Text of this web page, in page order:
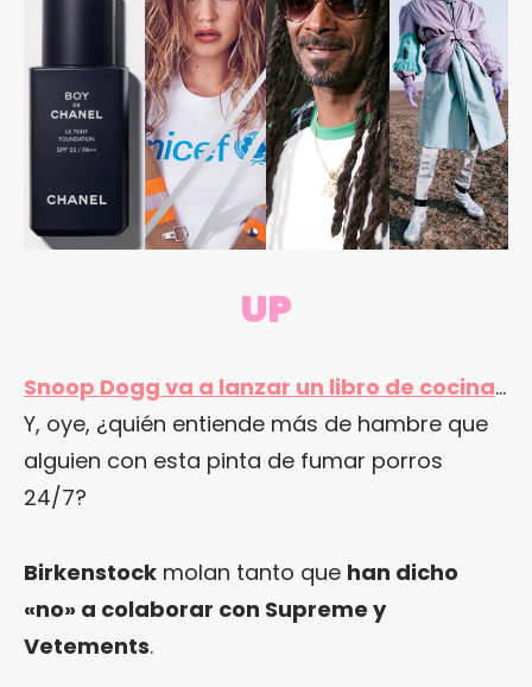
UP
Snoop Dogg va a lanzar un libro de cocina…
Y, oye, ¿quién entiende más de hambre que
alguien con esta pinta de fumar porros
24/7?
Birkenstock molan tanto que han dicho
«no» a colaborar con Supreme y
Vetements.